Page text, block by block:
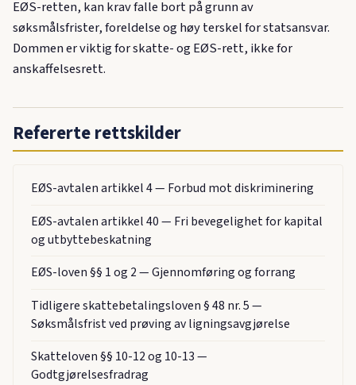
EØS-retten, kan krav falle bort på grunn av
søksmålsfrister, foreldelse og høy terskel for statsansvar.
Dommen er viktig for skatte- og EØS-rett, ikke for
anskaffelsesrett.
Refererte rettskilder
EØS-avtalen artikkel 4 — Forbud mot diskriminering
EØS-avtalen artikkel 40 — Fri bevegelighet for kapital
og utbyttebeskatning
EØS-loven §§ 1 og 2 — Gjennomføring og forrang
Tidligere skattebetalingsloven § 48 nr. 5 —
Søksmålsfrist ved prøving av ligningsavgjørelse
Skatteloven §§ 10-12 og 10-13 —
Godtgjørelsesfradrag